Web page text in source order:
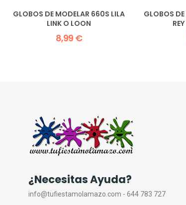
GLOBOS DE MODELAR 660S LILA
LINK O LOON
8,99 €
GLOBOS
¿Necesitas Ayuda?
info@tufiestamolamazo.com - 644 783 727